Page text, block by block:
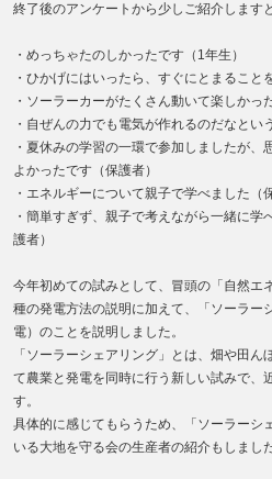
終了後のアンケートから少しご紹介しますと
・めっちゃたのしかったです（1年生）
・ひかげにはいったら、すぐにとまること
・ソーラーカーがたくさん動いて楽しかっ
・自ぜんの力でも電気が作れるのだなとい
・夏休みの学習の一環で参加しましたが
よかったです（保護者）
・エネルギーについて親子で学べました（
・簡単すぎず、親子で考えながら一緒に
護者）
今年初めての試みとして、冒頭の「自然エ
種の発電方法の説明に加えて、「ソーラー
電）のことを説明しました。
「ソーラーシェアリング」とは、畑や田
て農業と発電を同時に行う新しい試みで、
す。
具体的に感じてもらうため、「ソーラーシ
いる大地を守る会の生産者の紹介もしました